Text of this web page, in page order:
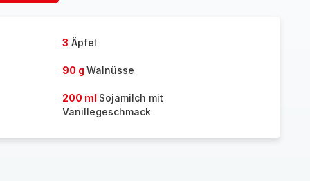
3 Äpfel
90 g Walnüsse
200 ml Sojamilch mit
Vanillegeschmack